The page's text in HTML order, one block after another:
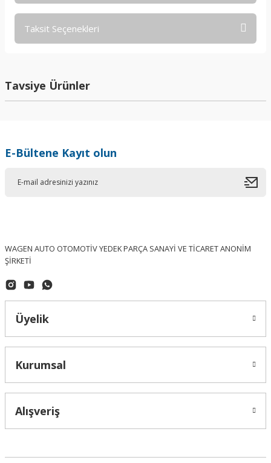
Taksit Seçenekleri
Tavsiye Ürünler
MAPA
4.414,08 ₺
E-Bültene Kayıt olun
WAGEN AUTO OTOMOTİV YEDEK PARÇA SANAYİ VE TİCARET ANONİM
ŞİRKETİ
Üyelik
Kurumsal
Alışveriş